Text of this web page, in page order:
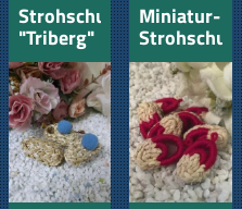
Strohschuhe
"Triberg"
blau 4cm
Miniatur-
Strohschuh
Paar
"Zell"